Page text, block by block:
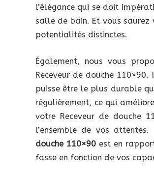
l’élégance qui se doit
salle de bain. Et vous saurez
potentialités distinctes.
Également, nous vous
Receveur de douche
puisse être le plus durable
régulièrement, ce qui
votre Receveur de douche
l’ensemble de vos attentes.
douche 110×90est en rapport
fasse en fonction de vos